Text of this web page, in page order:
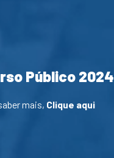
Público 2024
mais, Clique aqui